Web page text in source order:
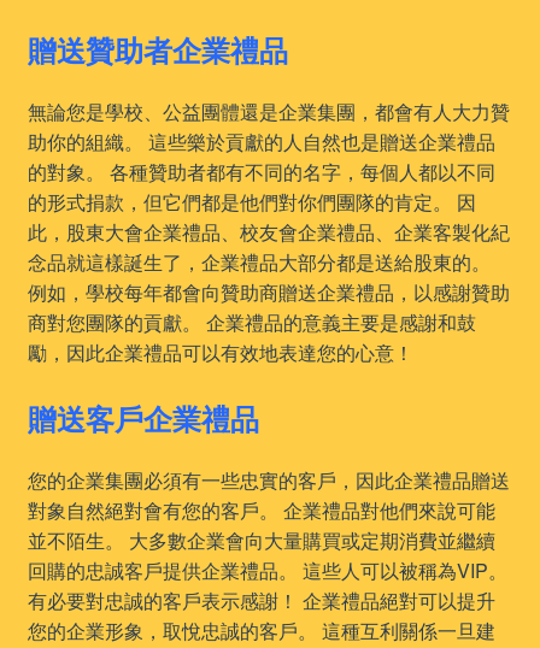
贈送贊助者企業禮品
無論您是學校、公益團體還是企業集團，都會有人大力贊
助你的組織。 這些樂於貢獻的人自然也是贈送企業禮品
的對象。 各種贊助者都有不同的名字，每個人都以不同
的形式捐款，但它們都是他們對你們團隊的肯定。 因
此，股東大會企業禮品、校友會企業禮品、企業客製化紀
念品就這樣誕生了，企業禮品大部分都是送給股東的。
例如，學校每年都會向贊助商贈送企業禮品，以感謝贊助
商對您團隊的貢獻。 企業禮品的意義主要是感謝和鼓
勵，因此企業禮品可以有效地表達您的心意！
贈送客戶企業禮品
您的企業集團必須有一些忠實的客戶，因此企業禮品贈送
對象自然絕對會有您的客戶。 企業禮品對他們來說可能
並不陌生。 大多數企業會向大量購買或定期消費並繼續
回購的忠誠客戶提供企業禮品。 這些人可以被稱為VIP。
有必要對忠誠的客戶表示感謝！ 企業禮品絕對可以提升
您的企業形象，取悅忠誠的客戶。 這種互利關係一旦建